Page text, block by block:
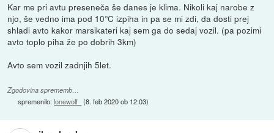
Kar me pri avtu preseneča še danes je klima. Nikoli kaj narobe z
njo, še vedno ima pod 10°C izpiha in pa se mi zdi, da dosti prej
shladi avto kakor marsikateri kaj sem ga do sedaj vozil. (pa pozimi
avto toplo piha že po dobrih 3km)
Avto sem vozil zadnjih 5let.
Zgodovina sprememb…
spremenilo:lonewolf_ (8. feb 2020 ob 12:03)